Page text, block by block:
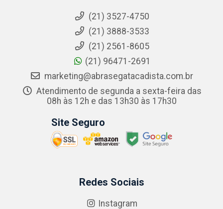
(21) 3527-4750
(21) 3888-3533
(21) 2561-8605
(21) 96471-2691
marketing@abrasegatacadista.com.br
Atendimento de segunda a sexta-feira das
08h às 12h e das 13h30 às 17h30
Site Seguro
Redes Sociais
Instagram